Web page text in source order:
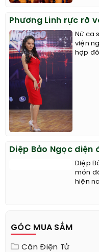
Phương Linh rực rỡ
Nữ ca
viện
hợp
Diệp Bảo Ngọc
Diệp
món
hiện
GÓC MUA SẮM
Cân Điện Tử